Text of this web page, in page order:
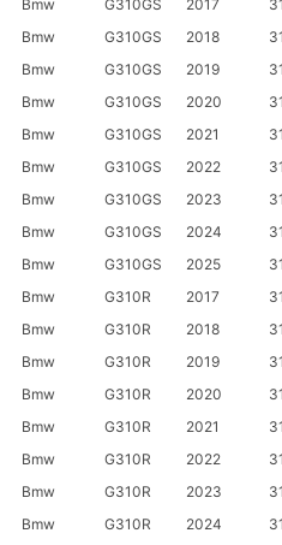
Bmw
G310GS 2017
Bmw
G310GS 2018
Bmw
G310GS 2019
Bmw
G310GS 2020
Bmw
G310GS 2021
Bmw
G310GS 2022
Bmw
G310GS 2023
Bmw
G310GS 2024
Bmw
G310GS 2025
Bmw
G310R 2017
Bmw
G310R 2018
Bmw
G310R 2019
Bmw
G310R 2020
Bmw
G310R 2021
Bmw
G310R 2022
Bmw
G310R 2023
Bmw
G310R 2024